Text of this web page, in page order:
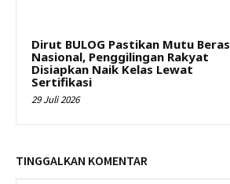
Dirut BULOG Pastikan Mutu Beras
Nasional, Penggilingan Rakyat
Disiapkan Naik Kelas Lewat
Sertifikasi
29 Juli 2026
TINGGALKAN KOMENTAR